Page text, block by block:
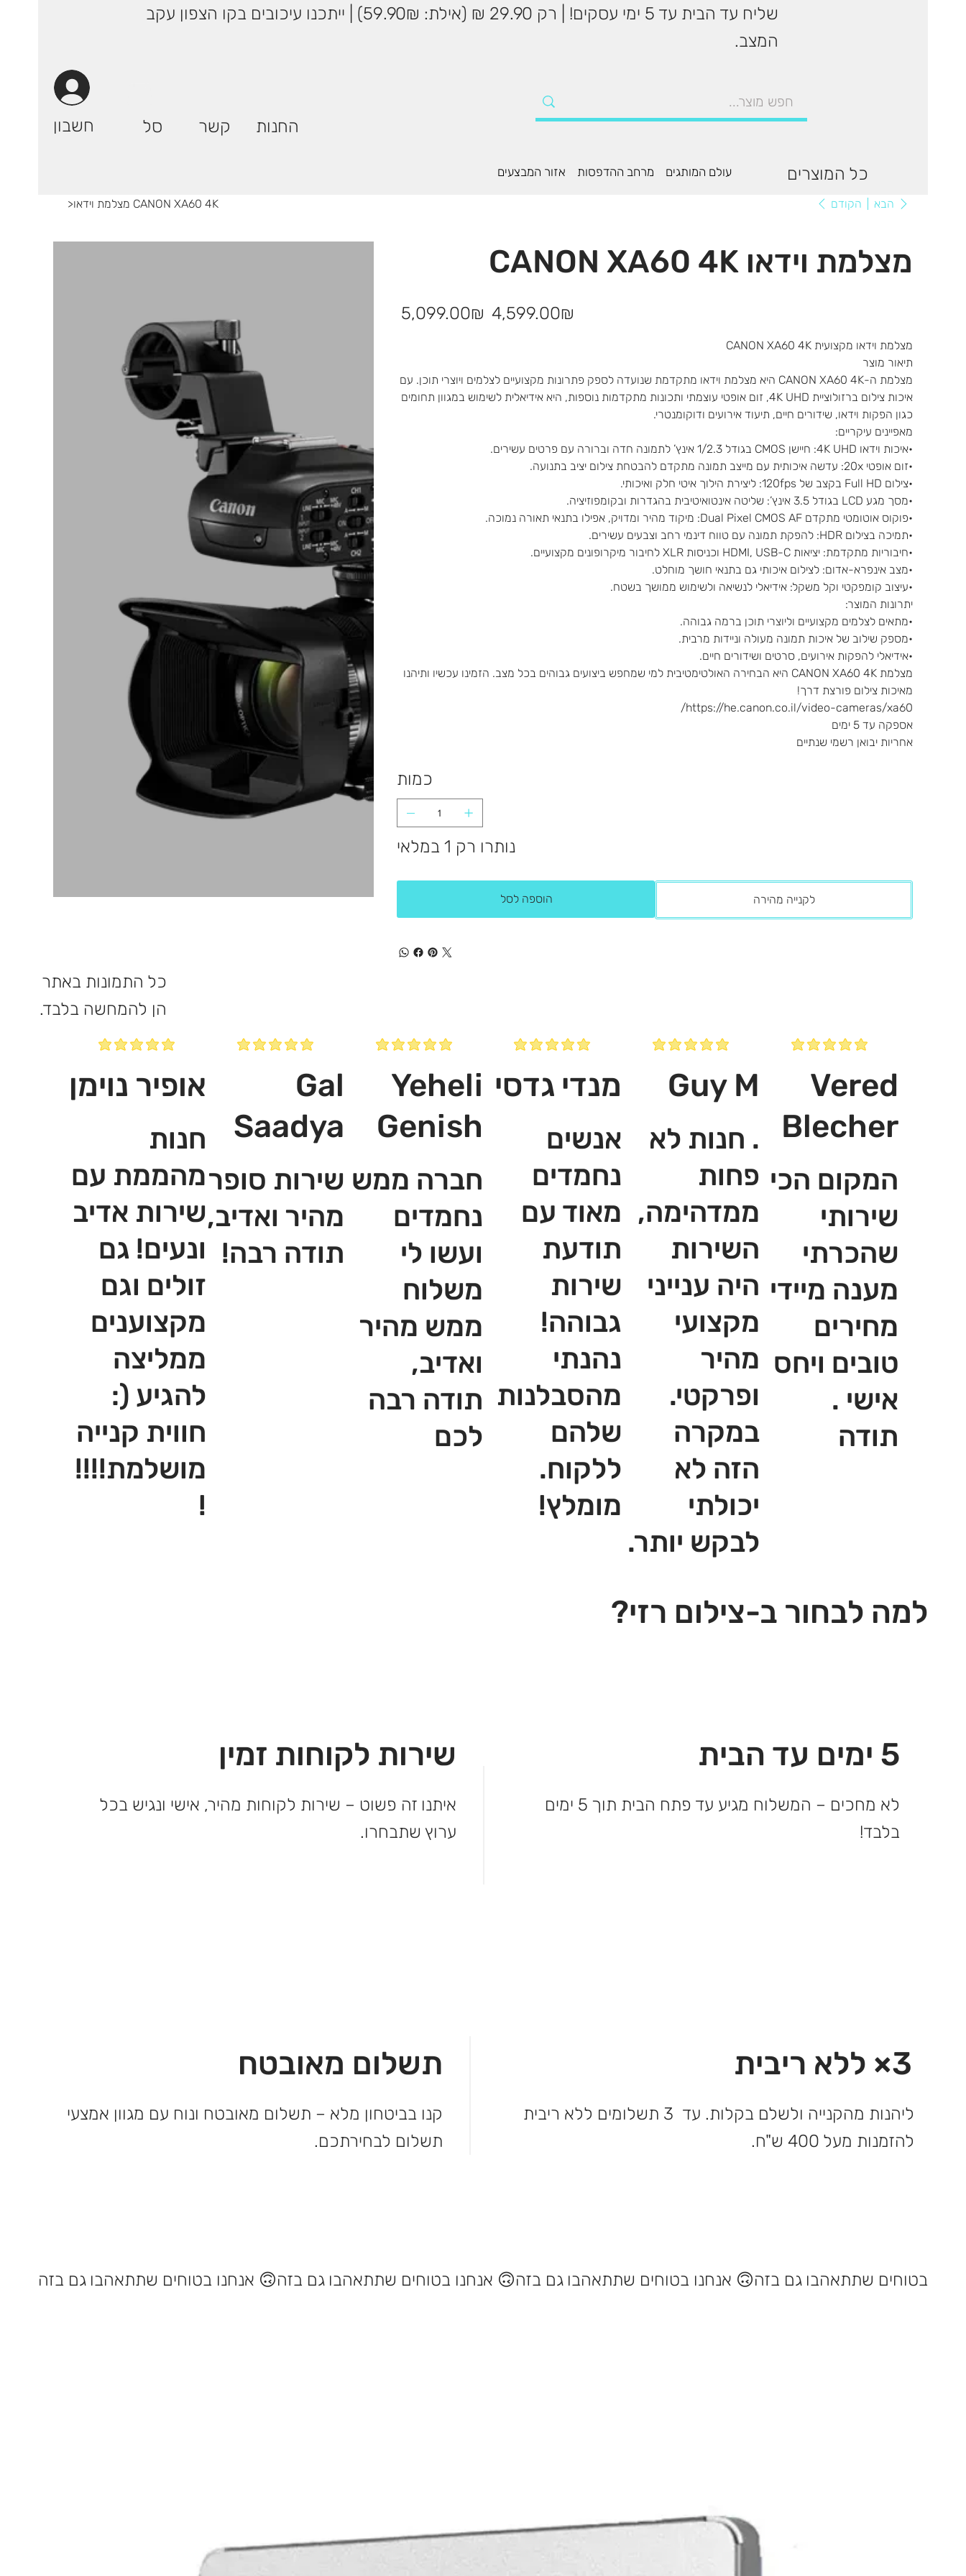
שליח עד הבית עד 5 ימי עסקים! | רק 29.90 ₪ (אילת: 59.90₪) | ייתכנו עיכובים בקו הצפון עקב
המצב.
חשבון סל קשר החנות
עולם המותגים מרחב ההדפסות אזור המבצעים כל המוצרים
> מצלמת וידאו CANON XA60 4K הקודם הבא
מצלמת וידאו CANON XA60 4K
מקורי
‏5,099.00 ‏₪
מבצע
‏4,599.00 ‏₪
מצלמת וידאו מקצועית CANON XA60 4K
תיאור מוצר
מצלמת ה-CANON XA60 4K היא מצלמת וידאו מתקדמת שנועדה לספק פתרונות מקצועיים לצלמים ויוצרי תוכן. עם
איכות צילום ברזולוציית 4K UHD, זום אופטי עוצמתי ותכונות מתקדמות נוספות, היא אידיאלית לשימוש במגוון תחומים
כגון הפקות וידאו, שידורים חיים, תיעוד אירועים ודוקומנטרי.
מאפיינים עיקריים:
•איכות וידאו 4K UHD: חיישן CMOS בגודל 1/2.3 אינץ’ לתמונה חדה וברורה עם פרטים עשירים.
•זום אופטי 20x: עדשה איכותית עם מייצב תמונה מתקדם להבטחת צילום יציב בתנועה.
•צילום Full HD בקצב של 120fps: ליצירת הילוך איטי חלק ואיכותי.
•מסך מגע LCD בגודל 3.5 אינץ’: שליטה אינטואיטיבית בהגדרות ובקומפוזיציה.
•פוקוס אוטומטי מתקדם Dual Pixel CMOS AF: מיקוד מהיר ומדויק, אפילו בתנאי תאורה נמוכה.
•תמיכה בצילום HDR: להפקת תמונה עם טווח דינמי רחב וצבעים עשירים.
•חיבוריות מתקדמת: יציאות HDMI, USB-C וכניסות XLR לחיבור מיקרופונים מקצועיים.
•מצב אינפרא-אדום: לצילום איכותי גם בתנאי חושך מוחלט.
•עיצוב קומפקטי וקל משקל: אידיאלי לנשיאה ולשימוש ממושך בשטח.
יתרונות המוצר:
•מתאים לצלמים מקצועיים וליוצרי תוכן ברמה גבוהה.
•מספק שילוב של איכות תמונה מעולה וניידות מרבית.
•אידיאלי להפקות אירועים, סרטים ושידורים חיים.
מצלמת CANON XA60 4K היא הבחירה האולטימטיבית למי שמחפש ביצועים גבוהים בכל מצב. הזמינו עכשיו ותיהנו
מאיכות צילום פורצת דרך!
https://he.canon.co.il/video-cameras/xa60/
אספקה עד 5 ימים
אחריות יבואן רשמי שנתיים
כמות
נותרו רק 1 במלאי
הוספה לסל לקנייה מהירה
כל התמונות באתר
הן להמחשה בלבד.
אופיר נוימן
חנות
מהממת עם
שירות אדיב
ונעים! גם
זולים וגם
מקצוענים
ממליצה
להגיע (:
חווית קנייה
מושלמת!!!!
!‎
Gal
Saadya
שירות סופר
מהיר ואדיב,
תודה רבה!
Yeheli
Genish
חברה ממש
נחמדים
ועשו לי
משלוח
ממש מהיר
ואדיב,
תודה רבה
לכם
מנדי גדסי
אנשים
נחמדים
מאוד עם
תודעת
שירות
גבוהה!
נהנתי
מהסבלנות
שלהם
ללקוח.
מומלץ!
Guy M
. חנות לא
פחות
ממדהימה,
השירות
היה ענייני
מקצועי
מהיר
ופרקטי.
במקרה
הזה לא
יכולתי
לבקש יותר.
Vered
Blecher
המקום הכי
שירותי
שהכרתי
מענה מיידי
מחירים
טובים ויחס
אישי .
תודה
למה לבחור ב-צילום רזי?
שירות לקוחות זמין
איתנו זה פשוט – שירות לקוחות מהיר, אישי ונגיש בכל
ערוץ שתבחרו.
5 ימים עד הבית
לא מחכים – המשלוח מגיע עד פתח הבית תוך 5 ימים
בלבד!
תשלום מאובטח
קנו בביטחון מלא – תשלום מאובטח ונוח עם מגוון אמצעי
תשלום לבחירתכם.
3× ללא ריבית
ליהנות מהקנייה ולשלם בקלות. עד 3 תשלומים ללא ריבית
להזמנות מעל 400 ש"ח.
אנחנו בטוחים שתתאהבו גם בזה 🙃